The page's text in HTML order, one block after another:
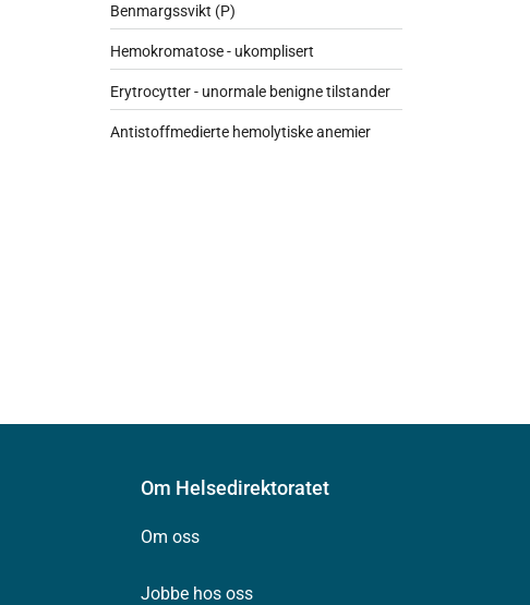
Benmargssvikt (P)
Hemokromatose - ukomplisert
Erytrocytter - unormale benigne tilstander
Antistoffmedierte hemolytiske anemier
Om Helsedirektoratet
Om oss
Jobbe hos oss